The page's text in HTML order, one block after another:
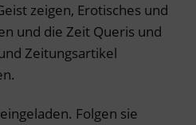
zeigen, Erotisches und
und die Zeit Queris und
Zeitungsartikel
Folgen sie